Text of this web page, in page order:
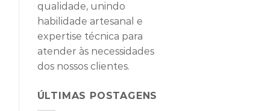
qualidade, unindo
habilidade artesanal e
expertise técnica para
atender às necessidades
dos nossos clientes.
ÚLTIMAS POSTAGENS